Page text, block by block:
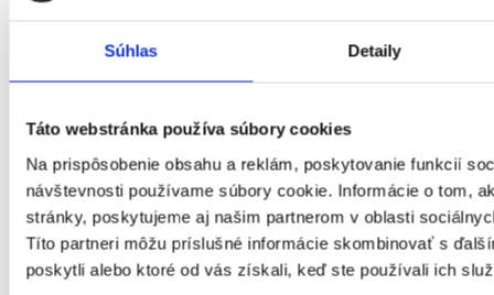
Súhlas Detaily
Táto webstránka používa súbory cookies
Na prispôsobenie obsahu a reklám, poskytovanie funkcií
návštevnosti používame súbory cookie. Informácie o tom,
stránky, poskytujeme aj našim partnerom v oblasti
Títo partneri môžu príslušné informácie skombinovať s
poskytli alebo ktoré od vás získali, keď ste používali ich
Doprava a zásobovanie
Informačné technológie
Tvorivá práca a kultúra
Management
Marketing, reklama a médiá
Obchod a predaj
Bezpečnosť
Personalistika